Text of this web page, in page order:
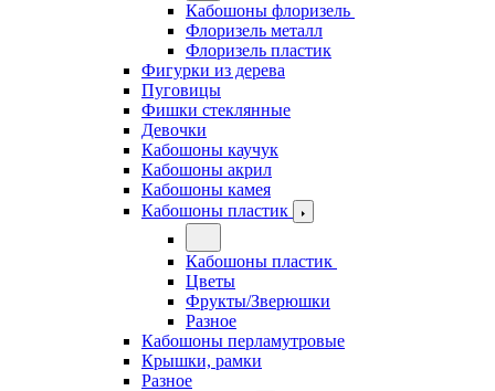
Кабошоны флоризель
Флоризель металл
Флоризель пластик
Фигурки из дерева
Пуговицы
Фишки стеклянные
Девочки
Кабошоны каучук
Кабошоны акрил
Кабошоны камея
Кабошоны пластик
Кабошоны пластик
Цветы
Фрукты/Зверюшки
Разное
Кабошоны перламутровые
Крышки, рамки
Разное